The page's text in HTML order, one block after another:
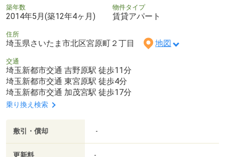
築年数
2014年5月(築12年4ヶ月)
物件タイプ
賃貸アパート
住所
埼玉県さいたま市北区宮原町２丁目 地図
交通
埼玉新都市交通 吉野原駅 徒歩11分
埼玉新都市交通 東宮原駅 徒歩4分
埼玉新都市交通 加茂宮駅 徒歩17分
乗り換え検索
敷引・償却 -
更新料 -